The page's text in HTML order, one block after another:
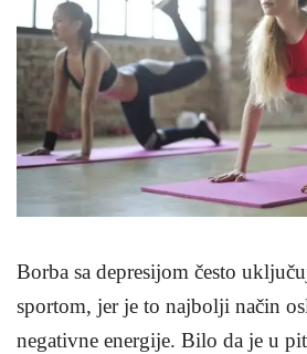
Borba sa depresijom često
sportom, jer je to najbolji način
negativne energije. Bilo da je u